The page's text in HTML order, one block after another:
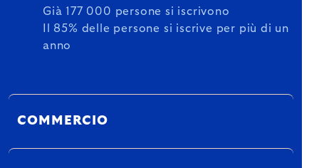
Già 177 000 persone si iscrivono
Il 85% delle persone si iscrive per più di un
anno
COMMERCIO